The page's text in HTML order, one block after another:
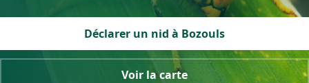
Déclarer un nid à Bozouls
Voir la carte